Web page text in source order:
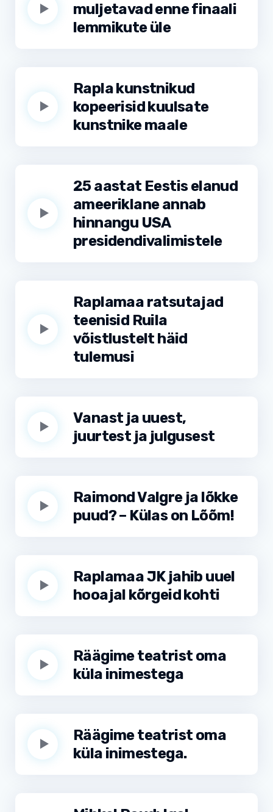
muljetavad enne finaali
lemmikute üle
Rapla kunstnikud
kopeerisid kuulsate
kunstnike maale
25 aastat Eestis elanud
ameeriklane annab
hinnangu USA
presidendivalimistele
Raplamaa ratsutajad
teenisid Ruila
võistlustelt häid
tulemusi
Vanast ja uuest,
juurtest ja julgusest
Raimond Valgre ja lõkke
puud? – Külas on Lõõm!
Raplamaa JK jahib uuel
hooajal kõrgeid kohti
Räägime teatrist oma
küla inimestega
Räägime teatrist oma
küla inimestega.